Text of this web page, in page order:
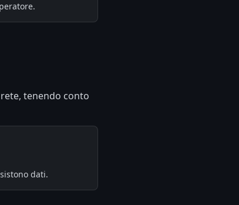
tenendo conto
dati.